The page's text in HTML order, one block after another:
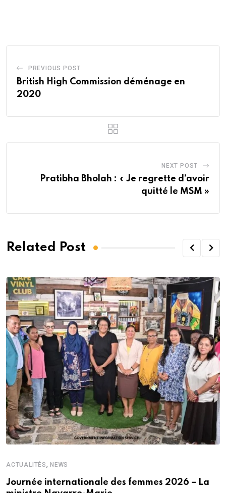
PREVIOUS POST
British High Commission déménage en
2020
NEXT POST
Pratibha Bholah : « Je regrette d’avoir
quitté le MSM »
Related Post
ACTUALITÉS, NEWS
Journée internationale des femmes 2026 – La